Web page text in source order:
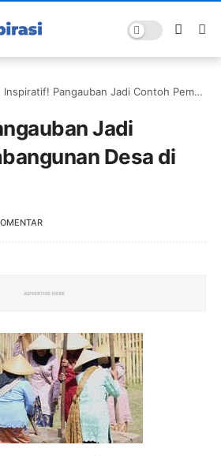
Inspiratif! Pangauban Jadi Contoh Pembangunan Desa di Garut
Jadi
Desa di